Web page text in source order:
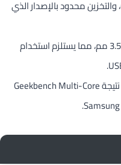
لا تدعم بطاقة ذاكرة خارجية microSD، والتخزين محدود بالإصدار الذي
لا يحتوي الهاتف على منفذ سماعات 3.5 مم، مما يستلزم استخدام
سجّل المعالج Snapdragon 7s Gen 4 نتيجة Geekbench Multi-Core